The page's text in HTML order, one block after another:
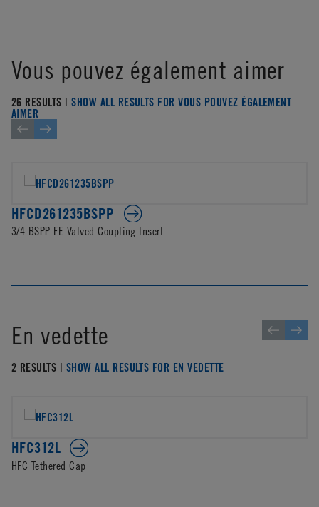
Vous pouvez également aimer
26 RESULTS |SHOW ALL RESULTS FOR VOUS POUVEZ ÉGALEMENT
AIMER
HFCD261235BSPP
3/4 BSPP FE Valved Coupling Insert
En vedette
2 RESULTS | SHOW ALL RESULTS FOR EN VEDETTE
HFC312L
HFC Tethered Cap